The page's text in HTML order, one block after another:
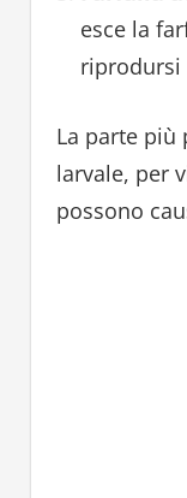
esce la
riprodursi
La parte più
larvale, per
possono